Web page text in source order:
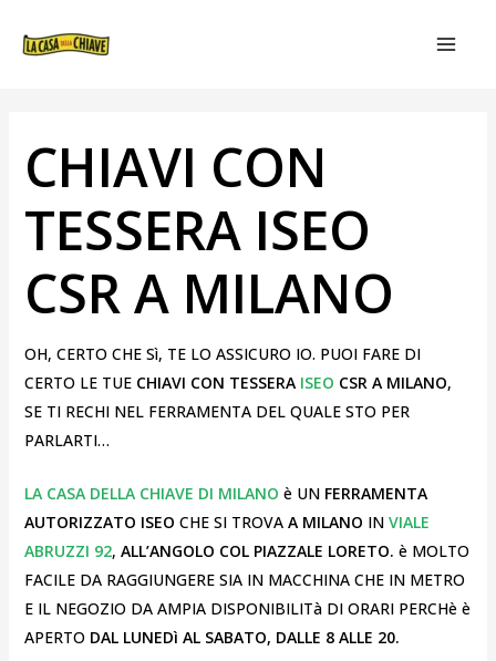
CHIAVI CON
TESSERA ISEO
CSR A MILANO
OH, CERTO CHE Sì, TE LO ASSICURO IO. PUOI FARE DI
CERTO LE TUECHIAVI CON TESSERA ISEO CSR A MILANO,
SE TI RECHI NEL FERRAMENTA DEL QUALE STO PER
PARLARTI…
LA CASA DELLA CHIAVE DI MILANO è UN FERRAMENTA
AUTORIZZATO ISEO CHE SI TROVA A MILANO IN VIALE
ABRUZZI 92, ALL’ANGOLO COL PIAZZALE LORETO. è MOLTO
FACILE DA RAGGIUNGERE SIA IN MACCHINA CHE IN METRO
E IL NEGOZIO DA AMPIA DISPONIBILITà DI ORARI PERCHè è
APERTO DAL LUNEDì AL SABATO, DALLE 8 ALLE 20.
ARTICOLI